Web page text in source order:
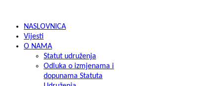
NASLOVNICA
Vijesti
O NAMA
Statut udruženja
Odluka o izmjenama i
dopunama Statuta